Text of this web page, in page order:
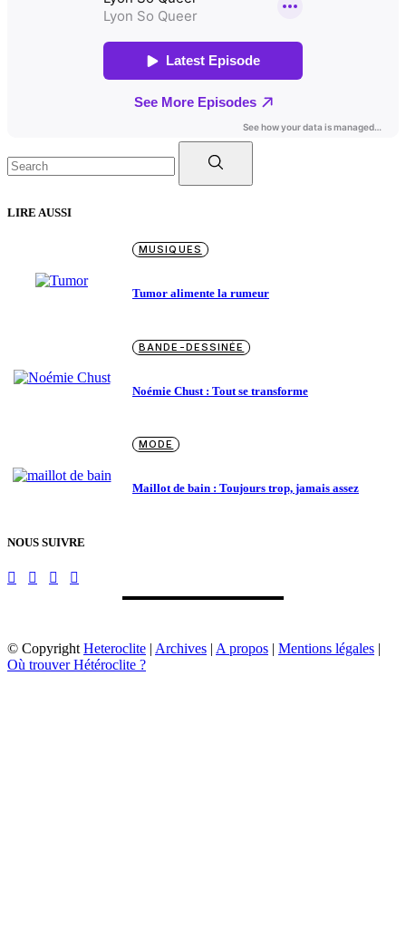
for:
LIRE AUSSI
MUSIQUES
Tumor alimente la rumeur
BANDE-DESSINÉE
Noémie Chust : Tout se transforme
MODE
Maillot de bain : Toujours trop, jamais assez
NOUS SUIVRE
© Copyright Heteroclite | Archives | A propos | Mentions légales |
Où trouver Hétéroclite ?